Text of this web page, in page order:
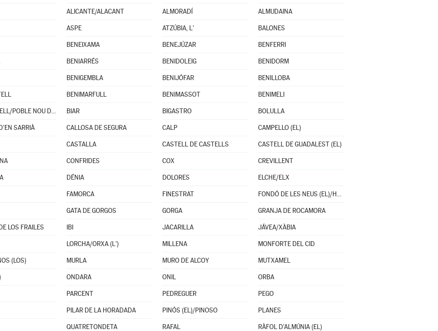
ALICANTE/ALACANT ALMORADÍ ALMUDAINA
ASPE ATZÚBIA, L' BALONES
BENEIXAMA BENEJÚZAR BENFERRI
BENIARRÉS BENIDOLEIG BENIDORM
BENIGEMBLA BENIJÓFAR BENILLOBA
BENIMARFULL BENIMASSOT BENIMELI
BENITACHELL/POBLE NOU DE BENITATXELL (EL) BIAR BIGASTRO BOLULLA
SARRIÀ CALLOSA DE SEGURA CALP CAMPELLO (EL)
CASTALLA CASTELL DE CASTELLS CASTELL DE GUADALEST (EL)
CONFRIDES COX CREVILLENT
DÉNIA DOLORES ELCHE/ELX
FAMORCA FINESTRAT FONDÓ DE LES NEUS (EL)/HONDÓN DE LAS NIEVES
GATA DE GORGOS GORGA GRANJA DE ROCAMORA
LOS FRAILES IBI JACARILLA JÁVEA/XÀBIA
LORCHA/ORXA (L') MILLENA MONFORTE DEL CID
(LOS) MURLA MURO DE ALCOY MUTXAMEL
ONDARA ONIL ORBA
PARCENT PEDREGUER PEGO
PILAR DE LA HORADADA PINÓS (EL)/PINOSO PLANES
QUATRETONDETA RAFAL RÀFOL D'ALMÚNIA (EL)